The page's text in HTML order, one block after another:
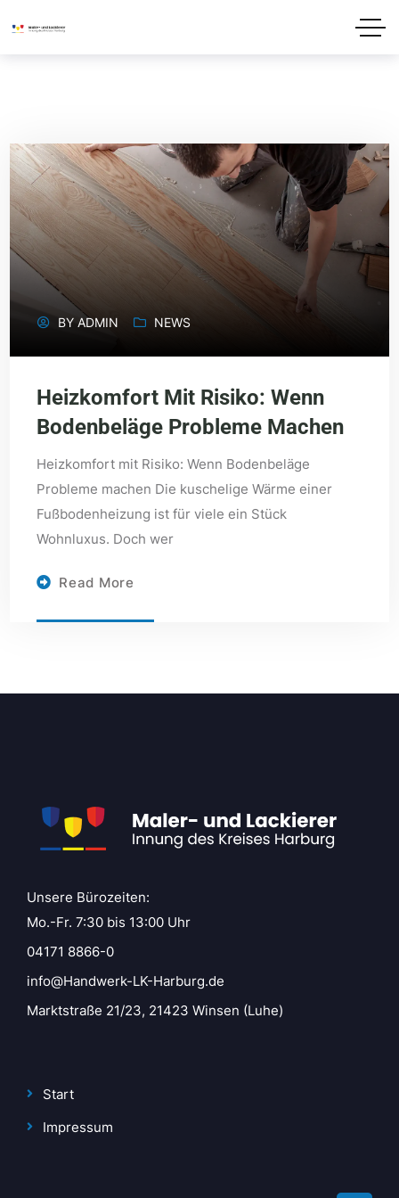
BYADMIN NEWS
Heizkomfort Mit Risiko: Wenn
Bodenbeläge Probleme Machen
Heizkomfort mit Risiko: Wenn Bodenbeläge
Probleme machen Die kuschelige Wärme einer
Fußbodenheizung ist für viele ein Stück
Wohnluxus. Doch wer
Read More
Unsere Bürozeiten:
Mo.-Fr. 7:30 bis 13:00 Uhr
04171 8866-0
info@Handwerk-LK-Harburg.de
Marktstraße 21/23, 21423 Winsen (Luhe)
Start
Impressum